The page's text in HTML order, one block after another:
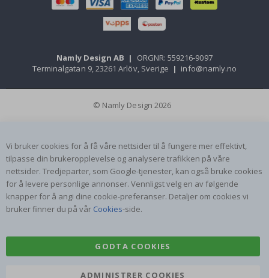
Namly Design AB |
ORGNR: 559216-9097
Terminalgatan 9, 23261 Arlöv, Sverige | info@namly.no
© Namly Design 2026
Vi bruker cookies for å få våre nettsider til å fungere mer effektivt,
tilpasse din brukeropplevelse og analysere trafikken på våre
nettsider. Tredjeparter, som Google-tjenester, kan også bruke cookies
for å levere personlige annonser. Vennligst velg en av følgende
knapper for å angi dine cookie-preferanser. Detaljer om cookies vi
bruker finner du på vår Cookies-side.
GODTA COOKIES
ADMINISTRER COOKIES